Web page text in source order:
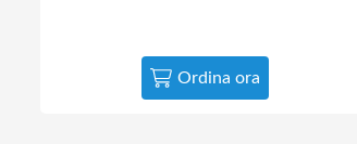
Ordina ora